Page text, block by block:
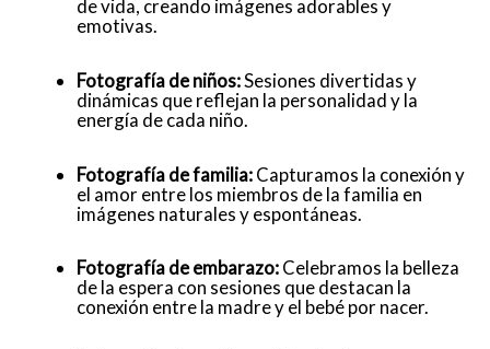
de vida, creando imágenes adorables y
emotivas.
Fotografía de niños:Sesiones divertidas y
dinámicas que reflejan la personalidad y la
energía de cada niño.
Fotografía de familia:Capturamos la conexión y
el amor entre los miembros de la familia en
imágenes naturales y espontáneas.
Fotografía de embarazo:Celebramos la belleza
de la espera con sesiones que destacan la
conexión entre la madre y el bebé por nacer.